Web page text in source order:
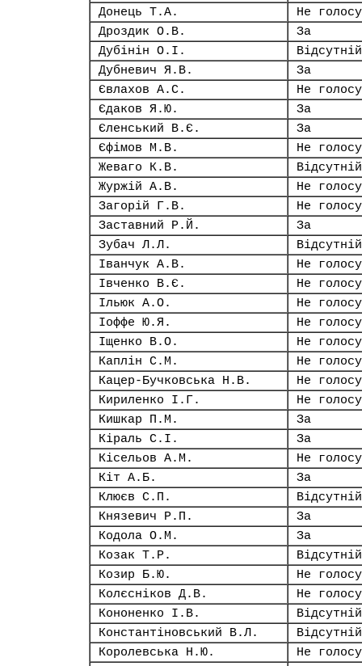
Донець Т.А.
Не
Дроздик О.В.
За
Дубінін О.І.
Відсутній
Дубневич Я.В.
За
Євлахов А.С.
Не
Єдаков Я.Ю.
За
Єленський В.Є.
За
Єфімов М.В.
Не
Жеваго К.В.
Відсутній
Журжій А.В.
Не
Загорій Г.В.
Не
Заставний Р.Й.
За
Зубач Л.Л.
Відсутній
Іванчук А.В.
Не
Івченко В.Є.
Не
Ільюк А.О.
Не
Іоффе Ю.Я.
Не
Іщенко В.О.
Не
Каплін С.М.
Не
Кацер-Бучковська Н.В.
Не
Кириленко І.Г.
Не
Кишкар П.М.
За
Кіраль С.І.
За
Кісельов А.М.
Не
Кіт А.Б.
За
Клюєв С.П.
Відсутній
Князевич Р.П.
За
Кодола О.М.
За
Козак Т.Р.
Відсутній
Козир Б.Ю.
Не
Колєсніков Д.В.
Не
Кононенко І.В.
Відсутній
Константіновський В.Л.
Відсутній
Королевська Н.Ю.
Не